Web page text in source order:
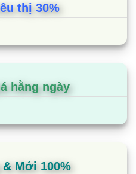
thị 30%
hằng ngày
Mới 100%